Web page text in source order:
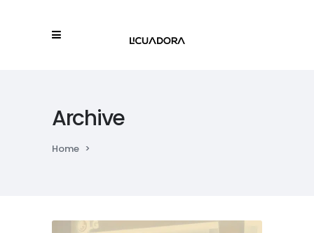
Archive
Home >